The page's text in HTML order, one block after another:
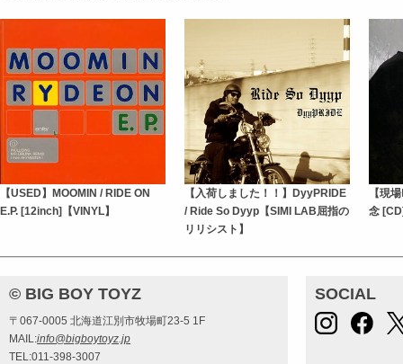
【USED】MOOMIN / RIDE ON
E.P. [12inch]【VINYL】
【入荷しました！！】DyyPRIDE
/ Ride So Dyyp【SIMI LAB屈指の
リリシスト】
【現
念
© BIG BOY TOYZ
〒067-0005 北海道江別市牧場町23-5 1F
MAIL:info@bigboytoyz.jp
TEL:011-398-3007
SOCIAL